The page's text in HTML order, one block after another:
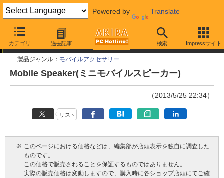
Powered by Translate
カテゴリ 過去記事 検索 Impressサイト
今週見つけた新製品
製品ジャンル： モバイルアクセサリー
Mobile Speaker(ミニモバイルスピーカー)
（2013/5/25 22:34）
リスト
※ このページにおける価格などは、編集部が店頭表示を独自に調査した
ものです。
この価格で販売されることを保証するものではありません。
実際の販売価格は変動しますので、購入時に各ショップ店頭にてご確